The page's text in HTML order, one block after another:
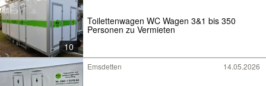
10
Toilettenwagen WC Wagen 3&1 bis 350
Personen zu Vermieten
Emsdetten 14.05.2026